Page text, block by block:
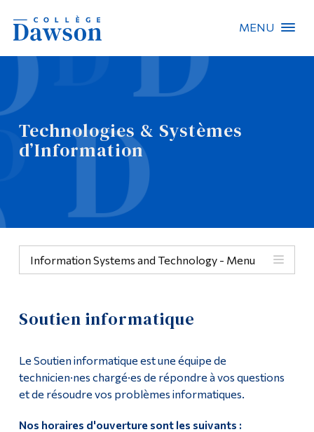
MENU
Technologies & Systèmes
d’Information
Information Systems and Technology - Menu
Ressources informatiques
Laboratoires
Soutien informatique
Le Soutien informatique est une équipe de
technicien·nes chargé·es de répondre à vos questions
et de résoudre vos problèmes informatiques.
Nos horaires d'ouverture sont les suivants :
Recherche sur le site
Recherche de personnes
EN
Omnivox
Liens rapides
Informations
Liens
Menu principal
Programmes